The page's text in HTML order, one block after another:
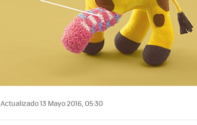
Actualizado 13 Mayo 2016, 05:30